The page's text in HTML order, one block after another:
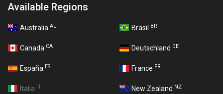
Available Regions
Australia AU Brasil BR
Canada CA Deutschland DE
España ES France FR
Italia IT New Zealand NZ